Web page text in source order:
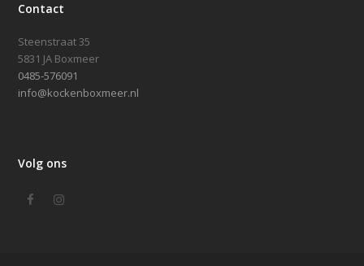
Contact
Steenstraat 35
5831 JA Boxmeer
0485-576091
info@kockenboxmeer.nl
Volg ons
FacebookInstagram